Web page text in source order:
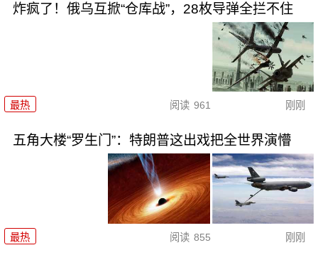
炸疯了！俄乌互掀“仓库战”，28枚导弹全拦不住
最热 阅读 961 刚刚
五角大楼“罗生门”：特朗普这出戏把全世界演懵
最热 阅读 855 刚刚